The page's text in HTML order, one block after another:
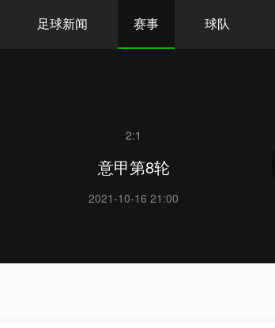
足球新闻 赛事 球队
2:1
意甲第8轮
2021-10-16 21:00